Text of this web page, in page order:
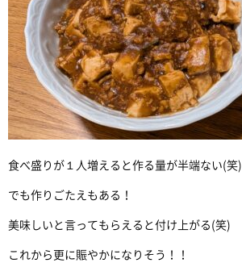
食べ盛りが１人増えると作る量が半端ない(笑)
でも作りごたえもある！
美味しいと言ってもらえると付け上がる(笑)
これから更に賑やかになりそう！！